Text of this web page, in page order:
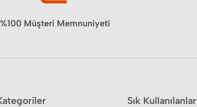
%100 Müşteri Memnuniyeti
Sık Kullanılanlar